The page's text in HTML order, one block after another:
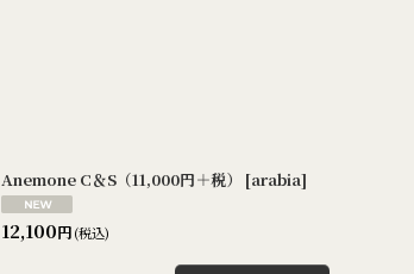
Anemone C＆S（11,000円＋税） [arabia]
12,100円(税込)